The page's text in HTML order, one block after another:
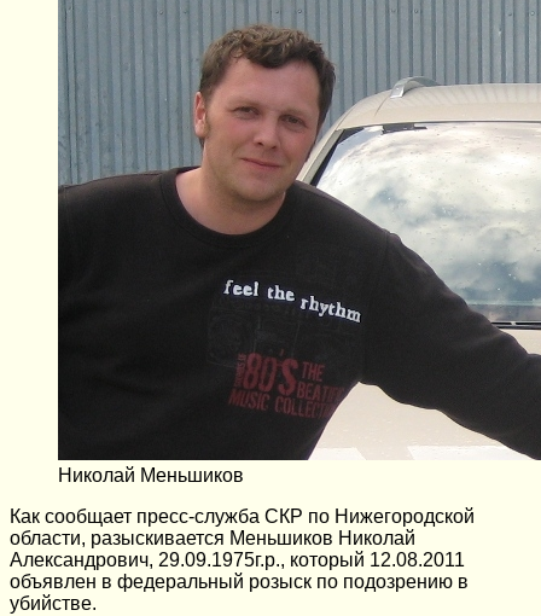
Николай Меньшиков
Как сообщает пресс-служба СКР по Нижегородской
области, разыскивается Меньшиков Николай
Александрович, 29.09.1975г.р., который 12.08.2011
объявлен в федеральный розыск по подозрению в
убийстве.